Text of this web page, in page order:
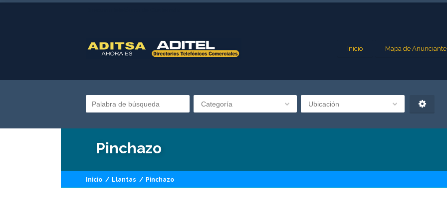
Inicio Mapa de
Categoría Ubicación
Pinchazo
Inicio / Llantas / Pinchazo